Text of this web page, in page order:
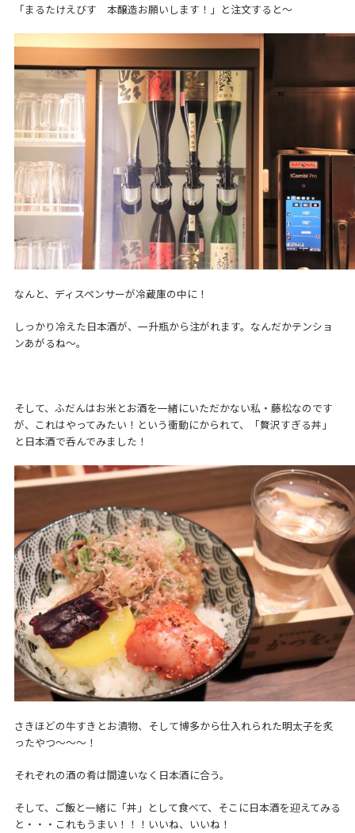
「まるたけえびす 本醸造お願いします！」と注文すると～
なんと、ディスペンサーが冷蔵庫の中に！
しっかり冷えた日本酒が、一升瓶から注がれます。なんだかテンショ
ンあがるね～。
そして、ふだんはお米とお酒を一緒にいただかない私・藤松なのです
が、これはやってみたい！という衝動にかられて、「贅沢すぎる丼」
と日本酒で呑んでみました！
さきほどの牛すきとお漬物、そして博多から仕入れられた明太子を炙
ったやつ～～～！
それぞれの酒の肴は間違いなく日本酒に合う。
そして、ご飯と一緒に「丼」として食べて、そこに日本酒を迎えてみる
と・・・これもうまい！！！いいね、いいね！